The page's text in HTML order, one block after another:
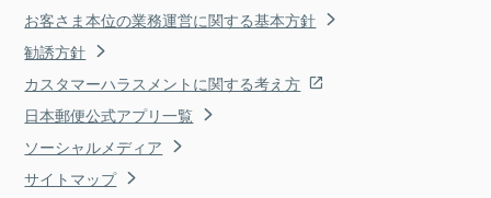
お客さま本位の業務運営に関する基本方針
勧誘方針
カスタマーハラスメントに関する考え方
日本郵便公式アプリ一覧
ソーシャルメディア
サイトマップ